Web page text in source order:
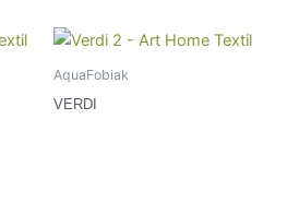
AquaFobiak
VERDI